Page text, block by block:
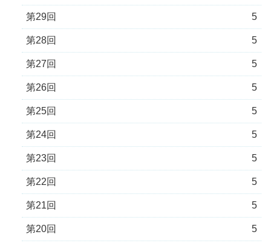
第29回 5
第28回 5
第27回 5
第26回 5
第25回 5
第24回 5
第23回 5
第22回 5
第21回 5
第20回 5